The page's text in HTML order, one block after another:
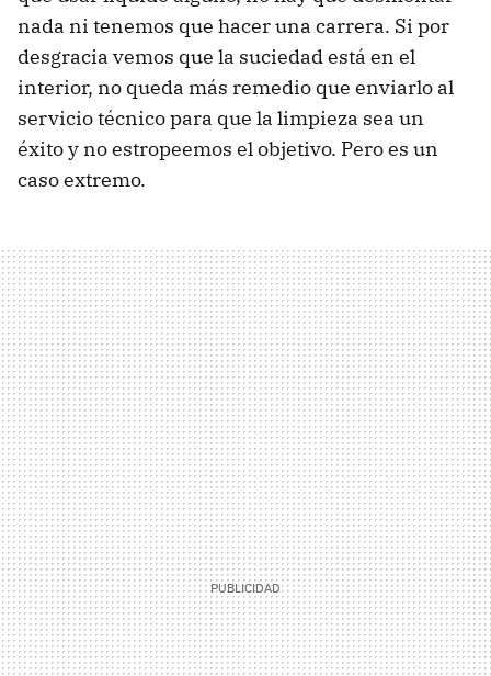
nada ni tenemos que hacer una carrera. Si por
desgracia vemos que la suciedad está en el
interior, no queda más remedio que enviarlo al
servicio técnico para que la limpieza sea un
éxito y no estropeemos el objetivo. Pero es un
caso extremo.